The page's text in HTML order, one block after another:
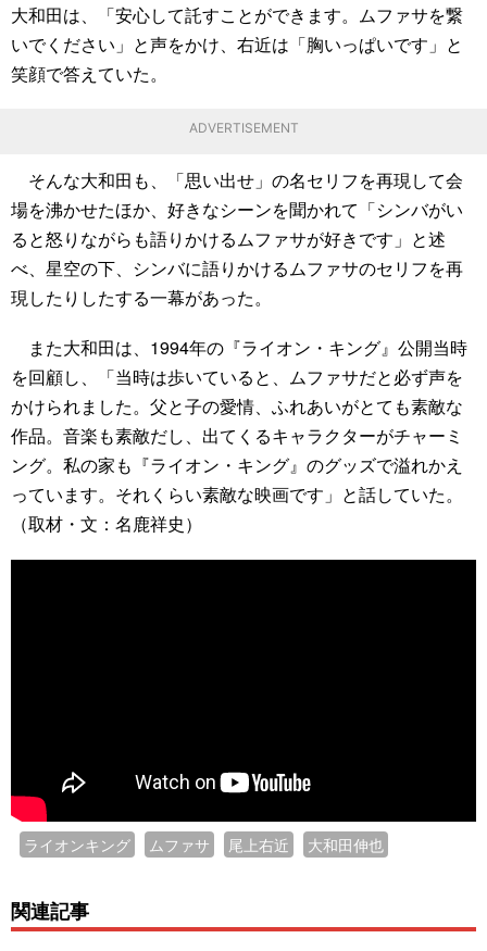
大和田は、「安心して託すことができます。ムファサを繋
いでください」と声をかけ、右近は「胸いっぱいです」と
笑顔で答えていた。
ADVERTISEMENT
そんな大和田も、「思い出せ」の名セリフを再現して会
場を沸かせたほか、好きなシーンを聞かれて「シンバがい
ると怒りながらも語りかけるムファサが好きです」と述
べ、星空の下、シンバに語りかけるムファサのセリフを再
現したりしたする一幕があった。
また大和田は、1994年の『ライオン・キング』公開当時
を回顧し、「当時は歩いていると、ムファサだと必ず声を
かけられました。父と子の愛情、ふれあいがとても素敵な
作品。音楽も素敵だし、出てくるキャラクターがチャーミ
ング。私の家も『ライオン・キング』のグッズで溢れかえ
っています。それくらい素敵な映画です」と話していた。
（取材・文：名鹿祥史）
ライオンキング ムファサ 尾上右近 大和田伸也
関連記事